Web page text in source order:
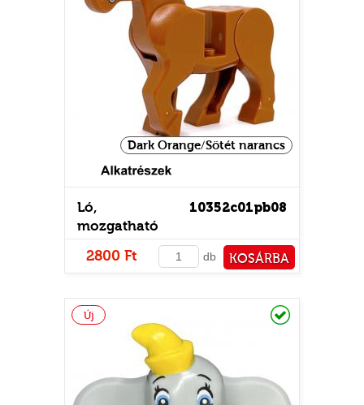
Dark Orange/Sötét narancs
10352c01pb08
Ló,
mozgatható
2800 Ft db KOSÁRBA
Új